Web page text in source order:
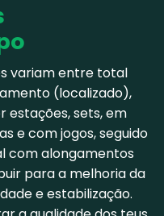
variam entre total
(localizado),
estações, sets, em
e com jogos, seguido
com alongamentos
para a melhoria da
e estabilização.